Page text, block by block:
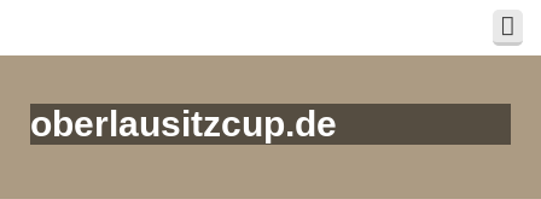
oberlausitzcup.de